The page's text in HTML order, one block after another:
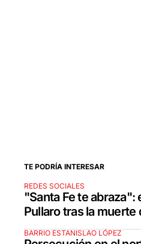
TE PODRÍA INTERESAR
REDES SOCIALES
"Santa Fe te abraza":
Pullaro tras la
BARRIO ESTANISLAO LÓPEZ